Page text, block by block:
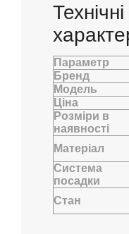
Технічні
Параметр
Бренд
Модель
Ціна
Розміри в
наявності
Матеріал
Система
посадки
Стан